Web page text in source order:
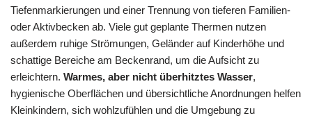
Tiefenmarkierungen und einer Trennung von tieferen Familien-
oder Aktivbecken ab. Viele gut geplante Thermen nutzen
außerdem ruhige Strömungen, Geländer auf Kinderhöhe und
schattige Bereiche am Beckenrand, um die Aufsicht zu
erleichtern. Warmes, aber nicht überhitztes Wasser,
hygienische Oberflächen und übersichtliche Anordnungen helfen
Kleinkindern, sich wohlzufühlen und die Umgebung zu